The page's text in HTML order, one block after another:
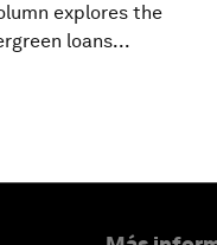
explores the
loans...